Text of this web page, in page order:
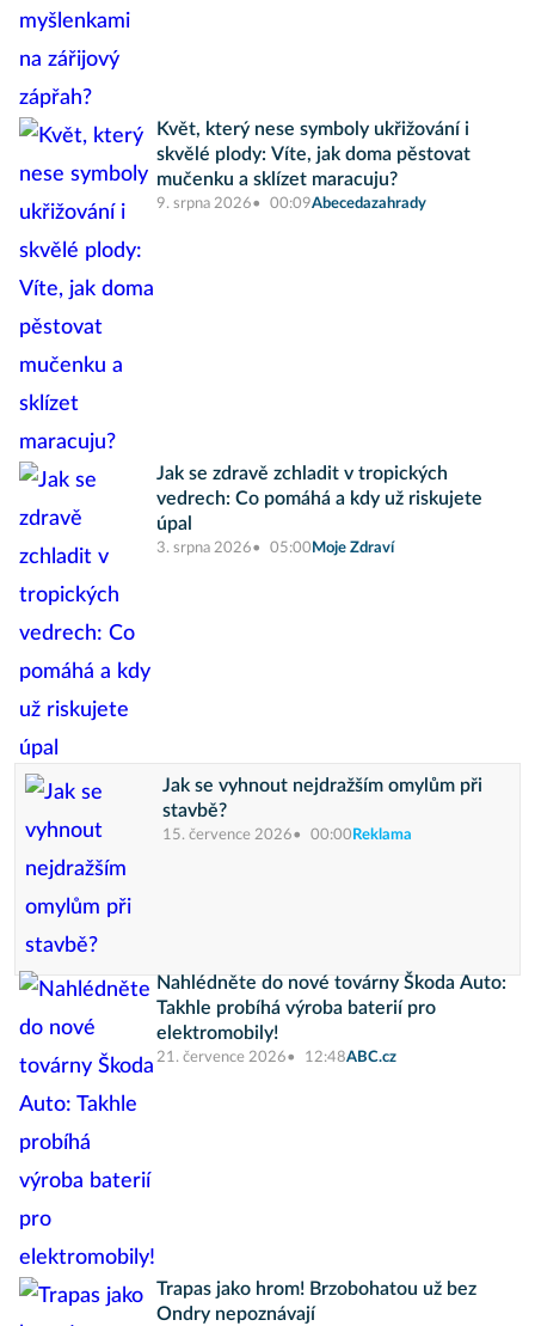
Květ, který nese symboly ukřižování i
skvělé plody: Víte, jak doma pěstovat
mučenku a sklízet maracuju?
9. srpna 2026 00:09Abecedazahrady
Jak se zdravě zchladit v tropických
vedrech: Co pomáhá a kdy už riskujete
úpal
3. srpna 2026 05:00 Moje Zdraví
Jak se vyhnout nejdražším omylům při
stavbě?
15. července 2026 00:00 Reklama
Nahlédněte do nové továrny Škoda Auto:
Takhle probíhá výroba baterií pro
elektromobily!
21. července 2026 12:48ABC.cz
Trapas jako hrom! Brzobohatou už bez
Ondry nepoznávají